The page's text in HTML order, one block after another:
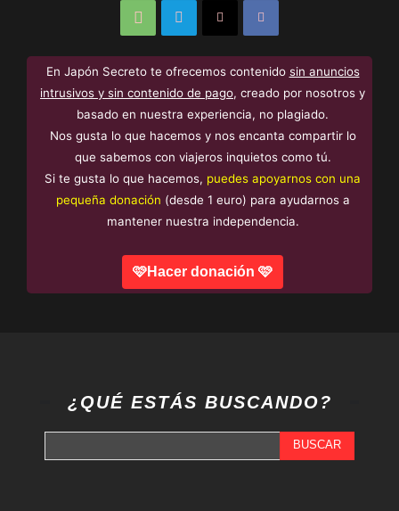
En Japón Secreto te ofrecemos contenido sin anuncios
intrusivos y sin contenido de pago, creado por nosotros y
basado en nuestra experiencia, no plagiado.
Nos gusta lo que hacemos y nos encanta compartir lo
que sabemos con viajeros inquietos como tú.
Si te gusta lo que hacemos, puedes apoyarnos con una
pequeña donación (desde 1 euro) para ayudarnos a
mantener nuestra independencia.
🩷Hacer donación 🩷
¿QUÉ ESTÁS BUSCANDO?
BUSCAR